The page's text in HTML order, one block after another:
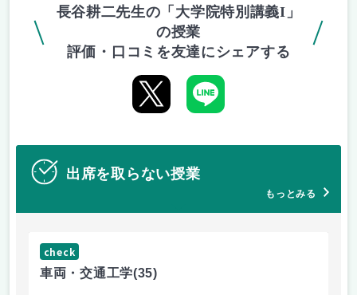
長谷耕二先生の「大学院特別講義I」
の授業
評価・口コミを友達にシェアする
出席を取らない授業
もっとみる
check
車両・交通工学(35)